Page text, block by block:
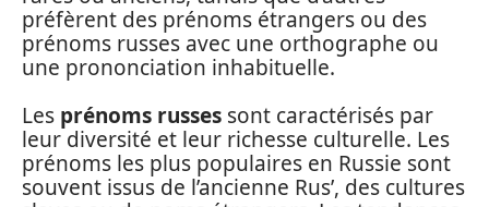
préfèrent des prénoms étrangers ou des
prénoms russes avec une orthographe ou
une prononciation inhabituelle.
Les prénoms russes sont caractérisés par
leur diversité et leur richesse culturelle. Les
prénoms les plus populaires en Russie sont
souvent issus de l’ancienne Rus’, des cultures